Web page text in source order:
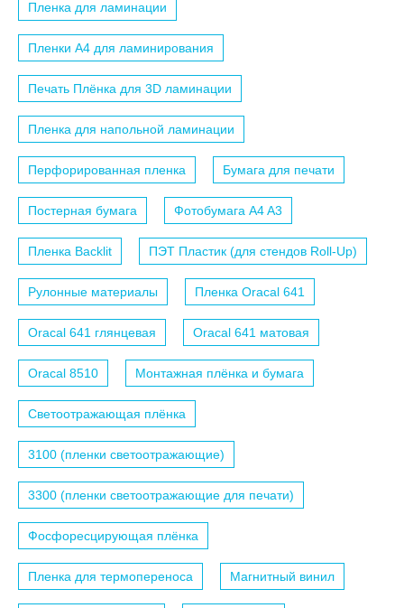
Пленка для ламинации
Пленки A4 для ламинирования
Печать Плёнка для 3D ламинации
Пленка для напольной ламинации
Перфорированная пленка Бумага для печати
Постерная бумага Фотобумага A4 A3
Пленка Backlit ПЭТ Пластик (для стендов Roll-Up)
Рулонные материалы Пленка Oracal 641
Oracal 641 глянцевая Oracal 641 матовая
Oracal 8510 Монтажная плёнка и бумага
Светоотражающая плёнка
3100 (пленки светоотражающие)
3300 (пленки светоотражающие для печати)
Фосфоресцирующая плёнка
Пленка для термопереноса Магнитный винил